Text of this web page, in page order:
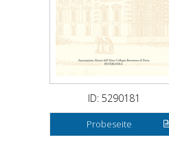
ID: 5290181
Probeseite